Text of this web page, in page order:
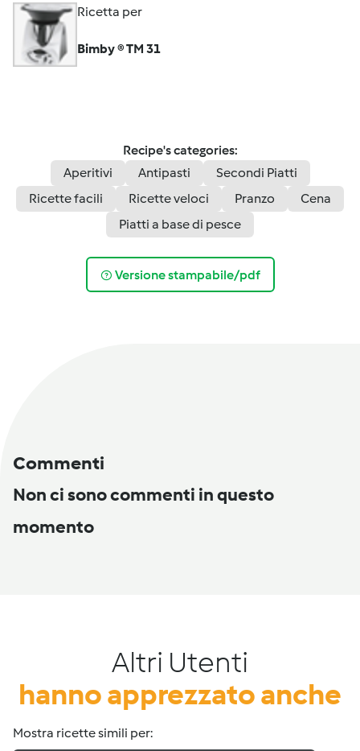
Ricetta per
Bimby ® TM 31
Recipe's categories:
Aperitivi
Antipasti
Secondi Piatti
Ricette facili
Ricette veloci Pranzo
Cena
Piatti a base di pesce
Versione stampabile/pdf
Commenti
Non ci sono commenti in questo
momento
Altri Utenti
hanno apprezzato anche
Mostra ricette simili per: